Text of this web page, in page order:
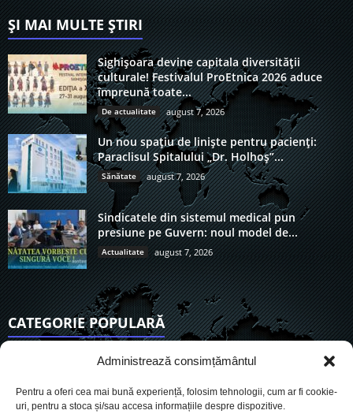
Administrează consimțământul
Pentru a oferi cea mai bună experiență, folosim tehnologii, cum ar fi cookie-
uri, pentru a stoca și/sau accesa informațiile despre dispozitive.
ȘI MAI MULTE ȘTIRI
Sighișoara devine capitala diversității
culturale! Festivalul ProEtnica 2026 aduce
împreună toate...
De actualitate august 7, 2026
Un nou spațiu de liniște pentru pacienți:
Paraclisul Spitalului „Dr. Holhoș”...
Sănătate august 7, 2026
Sindicatele din sistemul medical pun
presiune pe Guvern: noul model de...
Actualitate august 7, 2026
CATEGORIE POPULARĂ
6911
Social